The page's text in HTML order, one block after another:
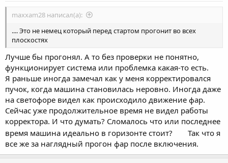
maxxam28 написал(а):
.... Это не немец который перед стартом прогонит во всех
плоскостях
Лучше бы прогонял. А то без проверки не понятно,
функционирует система или проблемка какая-то есть.
Я раньше иногда замечал как у меня корректировался
пучок, когда машина становилась неровно. Иногда даже
на светофоре видел как происходило движение фар.
Сейчас уже продолжительное время не видел работы
корректора. И что думать? Сломалось что или последнее
время машина идеально в горизонте стоит?
Так что я
все же за наглядный прогон фар после включения.